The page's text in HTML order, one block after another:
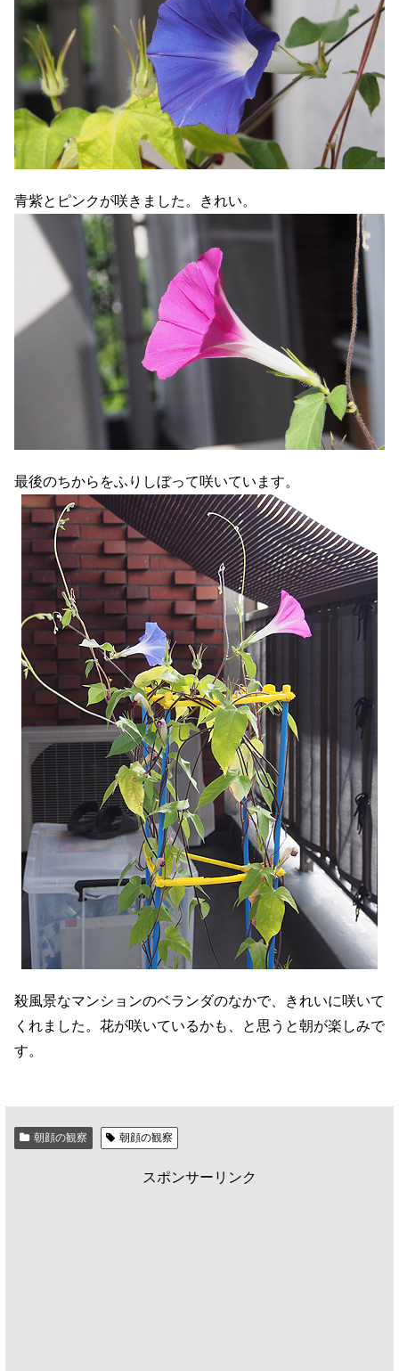
青紫とピンクが咲きました。きれい。
最後のちからをふりしぼって咲いています。
殺風景なマンションのベランダのなかで、きれいに咲いて
くれました。花が咲いているかも、と思うと朝が楽しみで
す。
朝顔の観察 朝顔の観察
スポンサーリンク